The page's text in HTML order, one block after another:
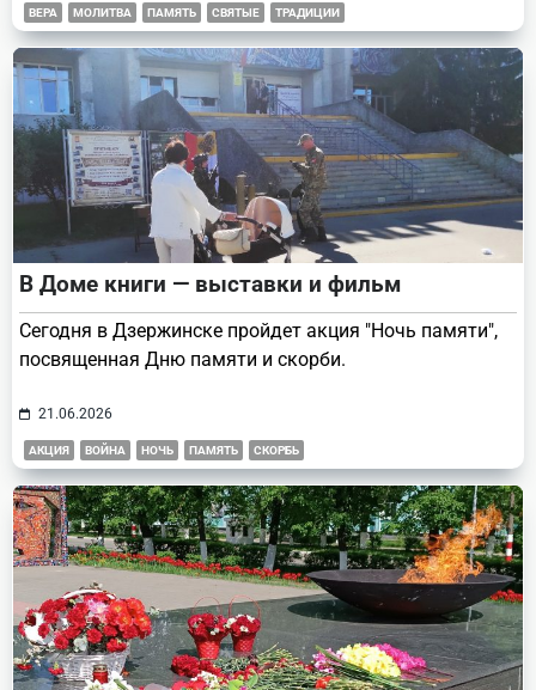
ВЕРА МОЛИТВА ПАМЯТЬ СВЯТЫЕ ТРАДИЦИИ
В Доме книги — выставки и фильм
Сегодня в Дзержинске пройдет акция "Ночь памяти",
посвященная Дню памяти и скорби.
21.06.2026
АКЦИЯ ВОЙНА НОЧЬ ПАМЯТЬ СКОРБЬ